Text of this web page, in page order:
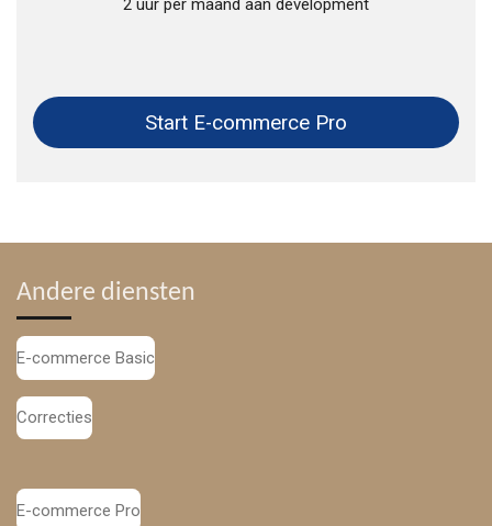
2 uur per maand aan development
Start E-commerce Pro
Andere diensten
E-commerce Basic
Correcties
E-commerce Pro